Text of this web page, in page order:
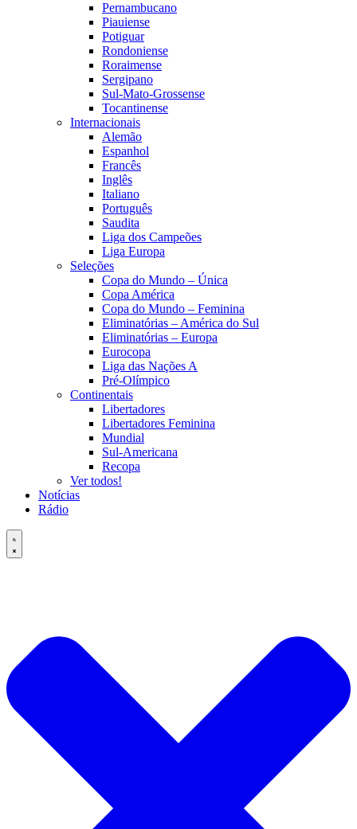
Pernambucano
Piauiense
Potiguar
Rondoniense
Roraimense
Sergipano
Sul-Mato-Grossense
Tocantinense
Internacionais
Alemão
Espanhol
Francês
Inglês
Italiano
Português
Saudita
Liga dos Campeões
Liga Europa
Seleções
Copa do Mundo – Única
Copa América
Copa do Mundo – Feminina
Eliminatórias – América do Sul
Eliminatórias – Europa
Eurocopa
Liga das Nações A
Pré-Olímpico
Continentais
Libertadores
Libertadores Feminina
Mundial
Sul-Americana
Recopa
Ver todos!
Notícias
Rádio